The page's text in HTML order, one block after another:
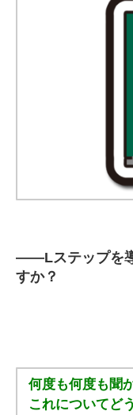
――Lステップを
すか？
何度も何度も聞
これについてど